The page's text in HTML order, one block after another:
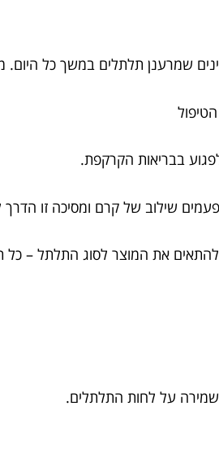
שמרענן תלתלים במשך כל היום.
בבריאות הקרקפת.
שילוב של קרם ומסיכה זו
את המוצר לסוג התלתל – כל
על לחות התלתלים.